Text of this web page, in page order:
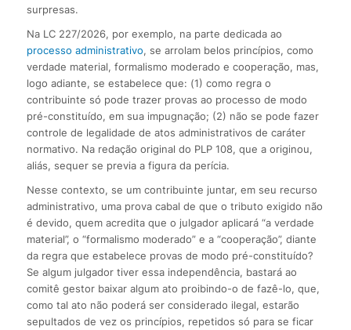
surpresas.
Na LC 227/2026, por exemplo, na parte dedicada ao
processo administrativo, se arrolam belos princípios, como
verdade material, formalismo moderado e cooperação, mas,
logo adiante, se estabelece que: (1) como regra o
contribuinte só pode trazer provas ao processo de modo
pré-constituído, em sua impugnação; (2) não se pode fazer
controle de legalidade de atos administrativos de caráter
normativo. Na redação original do PLP 108, que a originou,
aliás, sequer se previa a figura da perícia.
Nesse contexto, se um contribuinte juntar, em seu recurso
administrativo, uma prova cabal de que o tributo exigido não
é devido, quem acredita que o julgador aplicará “a verdade
material”, o “formalismo moderado” e a “cooperação”, diante
da regra que estabelece provas de modo pré-constituído?
Se algum julgador tiver essa independência, bastará ao
comitê gestor baixar algum ato proibindo-o de fazê-lo, que,
como tal ato não poderá ser considerado ilegal, estarão
sepultados de vez os princípios, repetidos só para se ficar